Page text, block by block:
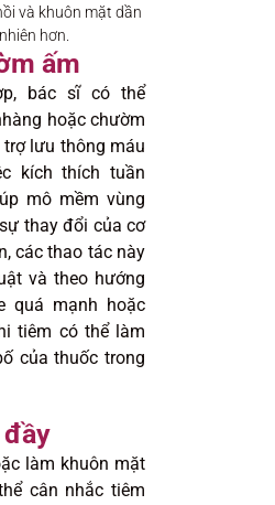
và khuôn mặt dần
hơn.
ấm
bác sĩ có thể
hoặc chườm
lưu thông máu
kích thích tuần
mô mềm vùng
thay đổi của cơ
các thao tác này
và theo hướng
quá mạnh hoặc
tiêm có thể làm
của thuốc trong
làm khuôn mặt
cân nhắc tiêm